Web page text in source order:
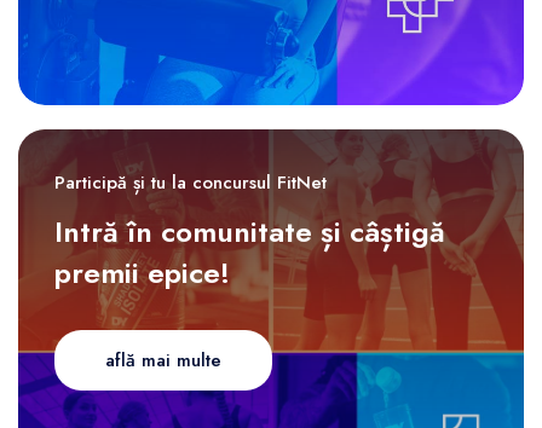
Participă și tu la concursul FitNet
Intră în comunitate și câștigă
premii epice!
află mai multe